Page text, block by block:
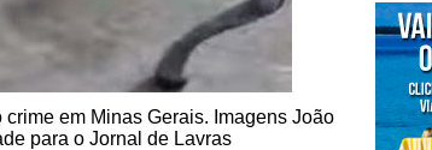
em Minas Gerais. Imagens João
para o Jornal de Lavras